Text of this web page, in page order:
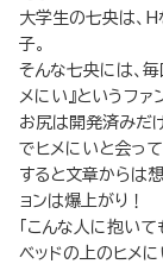
大学生の七央は、
子。
そんな七央には、
メにい』というファ
お尻は開発済みだ
でヒメにいと会って
すると文章からは
ョンは爆上がり！
「こんな人に抱い
ベッドの上のヒメ